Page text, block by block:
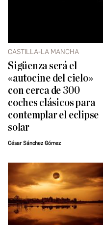
CASTILLA-LA MANCHA
Sigüenza será el
«autocine del cielo»
con cerca de 300
coches clásicos para
contemplar el eclipse
solar
César Sánchez Gómez